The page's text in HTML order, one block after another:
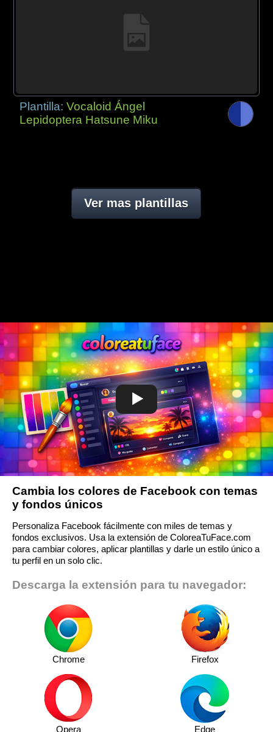
Plantilla:Vocaloid Ángel
Lepidoptera Hatsune Miku
Ver mas plantillas
Cambia los colores de Facebook con temas
y fondos únicos
Personaliza Facebook fácilmente con miles de temas y
fondos exclusivos. Usa la extensión de ColoreaTuFace.com
para cambiar colores, aplicar plantillas y darle un estilo único a
tu perfil en un solo clic.
Descarga la extensión para tu navegador:
Chrome Firefox
Opera Edge